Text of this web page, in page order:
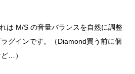
は M/S の音量バランスを自然に調整
グインです。（Diamond買う前に個
…）